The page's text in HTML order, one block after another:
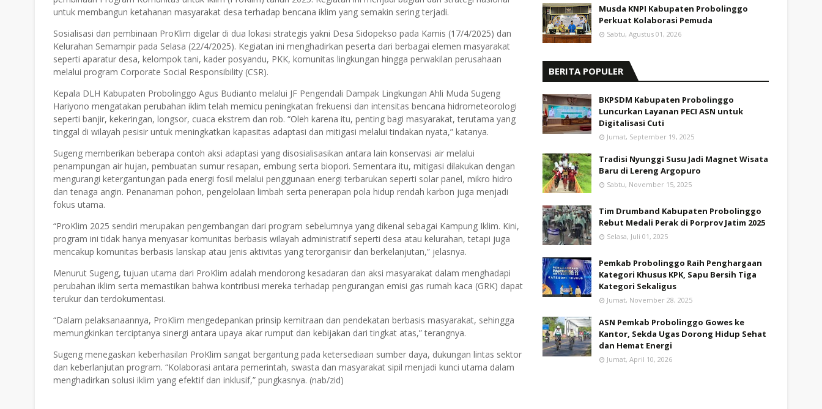
untuk membangun ketahanan masyarakat desa terhadap bencana iklim yang semakin sering terjadi.
Sosialisasi dan pembinaan ProKlim digelar di dua lokasi strategis yakni Desa Sidopekso pada Kamis (17/4/2025) dan
Kelurahan Semampir pada Selasa (22/4/2025). Kegiatan ini menghadirkan peserta dari berbagai elemen masyarakat
seperti aparatur desa, kelompok tani, kader posyandu, PKK, komunitas lingkungan hingga perwakilan perusahaan
melalui program Corporate Social Responsibility (CSR).
Kepala DLH Kabupaten Probolinggo Agus Budianto melalui JF Pengendali Dampak Lingkungan Ahli Muda Sugeng
Hariyono mengatakan perubahan iklim telah memicu peningkatan frekuensi dan intensitas bencana hidrometeorologi
seperti banjir, kekeringan, longsor, cuaca ekstrem dan rob. “Oleh karena itu, penting bagi masyarakat, terutama yang
tinggal di wilayah pesisir untuk meningkatkan kapasitas adaptasi dan mitigasi melalui tindakan nyata,” katanya.
Sugeng memberikan beberapa contoh aksi adaptasi yang disosialisasikan antara lain konservasi air melalui
penampungan air hujan, pembuatan sumur resapan, embung serta biopori. Sementara itu, mitigasi dilakukan dengan
mengurangi ketergantungan pada energi fosil melalui penggunaan energi terbarukan seperti solar panel, mikro hidro
dan tenaga angin. Penanaman pohon, pengelolaan limbah serta penerapan pola hidup rendah karbon juga menjadi
fokus utama.
“ProKlim 2025 sendiri merupakan pengembangan dari program sebelumnya yang dikenal sebagai Kampung Iklim. Kini,
program ini tidak hanya menyasar komunitas berbasis wilayah administratif seperti desa atau kelurahan, tetapi juga
mencakup komunitas berbasis lanskap atau jenis aktivitas yang terorganisir dan berkelanjutan,” jelasnya.
Menurut Sugeng, tujuan utama dari ProKlim adalah mendorong kesadaran dan aksi masyarakat dalam menghadapi
perubahan iklim serta memastikan bahwa kontribusi mereka terhadap pengurangan emisi gas rumah kaca (GRK) dapat
terukur dan terdokumentasi.
“Dalam pelaksanaannya, ProKlim mengedepankan prinsip kemitraan dan pendekatan berbasis masyarakat, sehingga
memungkinkan terciptanya sinergi antara upaya akar rumput dan kebijakan dari tingkat atas,” terangnya.
Sugeng menegaskan keberhasilan ProKlim sangat bergantung pada ketersediaan sumber daya, dukungan lintas sektor
dan keberlanjutan program. “Kolaborasi antara pemerintah, swasta dan masyarakat sipil menjadi kunci utama dalam
menghadirkan solusi iklim yang efektif dan inklusif,” pungkasnya. (nab/zid)
Musda KNPI Kabupaten Probolinggo
Perkuat Kolaborasi Pemuda
Sabtu, Agustus 01, 2026
BERITA POPULER
BKPSDM Kabupaten Probolinggo
Luncurkan Layanan PECI ASN untuk
Digitalisasi Cuti
Jumat, September 19, 2025
Tradisi Nyunggi Susu Jadi Magnet Wisata
Baru di Lereng Argopuro
Sabtu, November 15, 2025
Tim Drumband Kabupaten Probolinggo
Rebut Medali Perak di Porprov Jatim 2025
Selasa, Juli 01, 2025
Pemkab Probolinggo Raih Penghargaan
Kategori Khusus KPK, Sapu Bersih Tiga
Kategori Sekaligus
Jumat, November 28, 2025
ASN Pemkab Probolinggo Gowes ke
Kantor, Sekda Ugas Dorong Hidup Sehat
dan Hemat Energi
Jumat, April 10, 2026